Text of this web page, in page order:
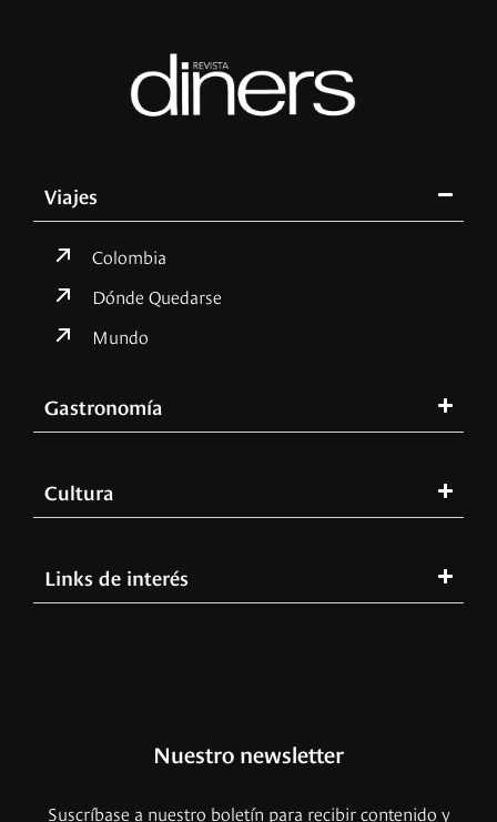
Viajes
Colombia
Dónde Quedarse
Mundo
Gastronomía
Cultura
Links de interés
Nuestro newsletter
Suscríbase a nuestro boletín para recibir contenido y